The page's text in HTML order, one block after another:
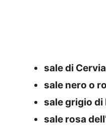
sale di Cervia
sale nero o
sale grigio di
sale rosa